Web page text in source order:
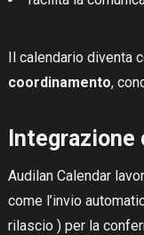
Il calendario diventa
coordinamento,
Integrazione
Audilan Calendar
come l’invio
rilascio ) per la